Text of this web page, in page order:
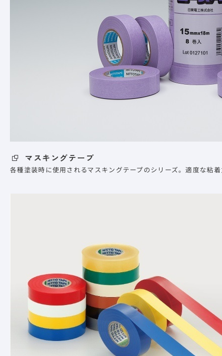
マスキングテープ
各種塗装時に使用されるマスキングテープのシリーズ。適度な粘